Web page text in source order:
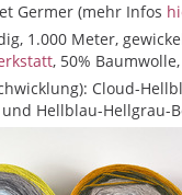
Germer (mehr Infos
1.000 Meter,
, 50%
Cloud-
Hellblau-Hellgrau-